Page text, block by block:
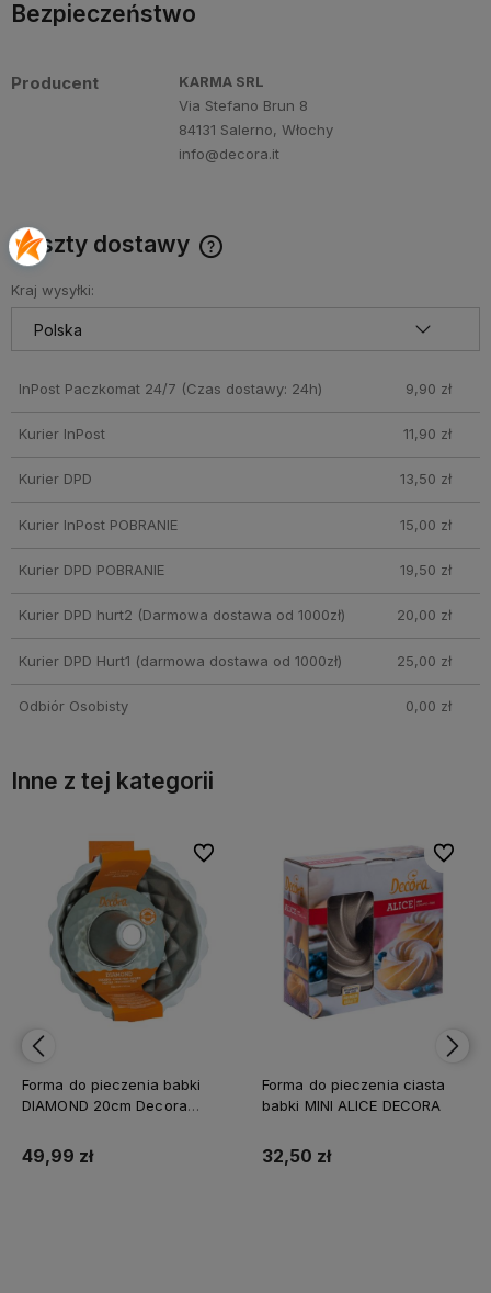
Bezpieczeństwo
Producent
KARMA SRL
Via Stefano Brun 8
84131 Salerno, Włochy
info@decora.it
Koszty dostawy
Cena nie zawiera ewentualnych kosztów płatności
Kraj wysyłki:
InPost Paczkomat 24/7 (Czas dostawy: 24h) 9,90 zł
Kurier InPost 11,90 zł
Kurier DPD 13,50 zł
Kurier InPost POBRANIE 15,00 zł
Kurier DPD POBRANIE 19,50 zł
Kurier DPD hurt2 (Darmowa dostawa od 1000zł) 20,00 zł
Kurier DPD Hurt1 (darmowa dostawa od 1000zł) 25,00 zł
Odbiór Osobisty 0,00 zł
Inne z tej kategorii
Forma do pieczenia babki
DIAMOND 20cm Decora
49,99 zł
Do ulubionych
Do ulubionych
Forma do pieczenia ciasta
babki MINI ALICE DECORA
32,50 zł
Do
Do